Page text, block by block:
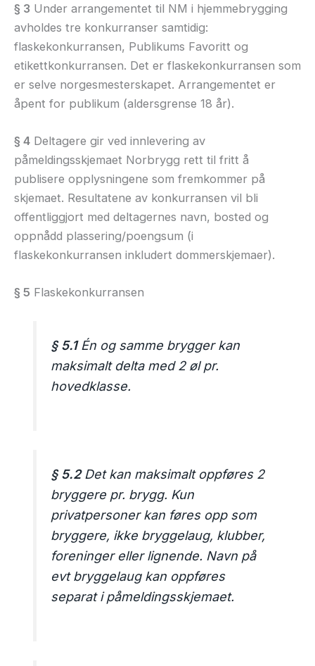
§ 3 Under arrangementet til NM i hjemmebrygging
avholdes tre konkurranser samtidig:
flaskekonkurransen, Publikums Favoritt og
etikettkonkurransen. Det er flaskekonkurransen som
er selve norgesmesterskapet. Arrangementet er
åpent for publikum (aldersgrense 18 år).
§ 4 Deltagere gir ved innlevering av
påmeldingsskjemaet Norbrygg rett til fritt å
publisere opplysningene som fremkommer på
skjemaet. Resultatene av konkurransen vil bli
offentliggjort med deltagernes navn, bosted og
oppnådd plassering/poengsum (i
flaskekonkurransen inkludert dommerskjemaer).
§ 5 Flaskekonkurransen
§ 5.1Én og samme brygger kan
maksimalt delta med 2 øl pr.
hovedklasse.
§ 5.2Det kan maksimalt oppføres 2
bryggere pr. brygg. Kun
privatpersoner kan føres opp som
bryggere, ikke bryggelaug, klubber,
foreninger eller lignende. Navn på
evt bryggelaug kan oppføres
separat i påmeldingsskjemaet.